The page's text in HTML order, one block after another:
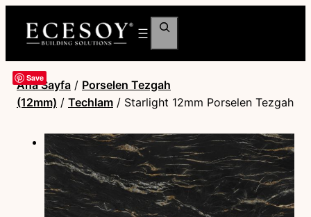
Ara
Save
Ana Sayfa / Porselen Tezgah
(12mm) / Techlam / Starlight 12mm Porselen Tezgah